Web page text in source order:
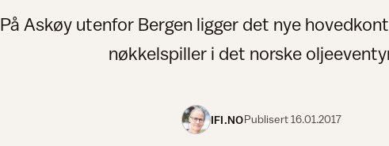
På Askøy utenfor Bergen ligger det nye
nøkkelspiller i det norske
IFI.NOPublisert16.01.2017